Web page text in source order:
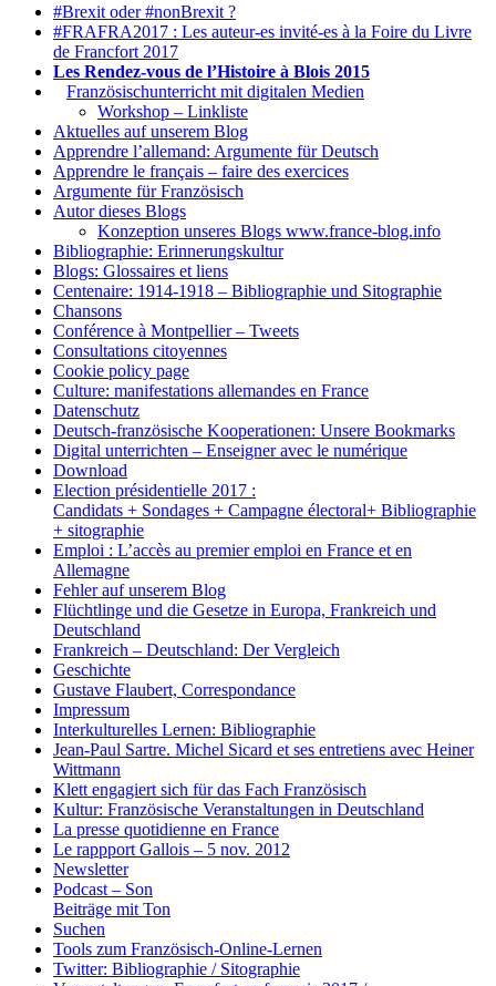
#Brexit oder #nonBrexit ?
#FRAFRA2017 : Les auteur-es invité-es à la Foire du Livre
de Francfort 2017
Les Rendez-vous de l’Histoire à Blois 2015
Französischunterricht mit digitalen Medien
Workshop – Linkliste
Aktuelles auf unserem Blog
Apprendre l’allemand: Argumente für Deutsch
Apprendre le français – faire des exercices
Argumente für Französisch
Autor dieses Blogs
Konzeption unseres Blogs www.france-blog.info
Bibliographie: Erinnerungskultur
Blogs: Glossaires et liens
Centenaire: 1914-1918 – Bibliographie und Sitographie
Chansons
Conférence à Montpellier – Tweets
Consultations citoyennes
Cookie policy page
Culture: manifestations allemandes en France
Datenschutz
Deutsch-französische Kooperationen: Unsere Bookmarks
Digital unterrichten – Enseigner avec le numérique
Download
Election présidentielle 2017 :
Candidats + Sondages + Campagne électoral+ Bibliographie
+ sitographie
Emploi : L’accès au premier emploi en France et en
Allemagne
Fehler auf unserem Blog
Flüchtlinge und die Gesetze in Europa, Frankreich und
Deutschland
Frankreich – Deutschland: Der Vergleich
Geschichte
Gustave Flaubert, Correspondance
Impressum
Interkulturelles Lernen: Bibliographie
Jean-Paul Sartre. Michel Sicard et ses entretiens avec Heiner
Wittmann
Klett engagiert sich für das Fach Französisch
Kultur: Französische Veranstaltungen in Deutschland
La presse quotidienne en France
Le rappport Gallois – 5 nov. 2012
Newsletter
Podcast – Son
Beiträge mit Ton
Suchen
Tools zum Französisch-Online-Lernen
Twitter: Bibliographie / Sitographie